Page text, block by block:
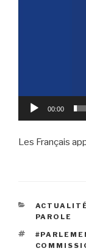
00:00
Les Français
PAROLE